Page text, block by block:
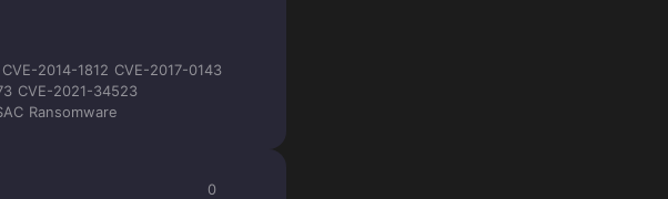
CVE-2014-1812 CVE-2017-0143
CVE-2021-34523
Ransomware
0